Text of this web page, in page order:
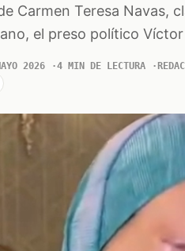
Carmen Teresa Navas,
el preso político
2026 4 MIN DE LECTURA